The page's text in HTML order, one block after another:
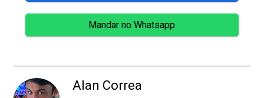
Mandar no Whatsapp
Alan Correa